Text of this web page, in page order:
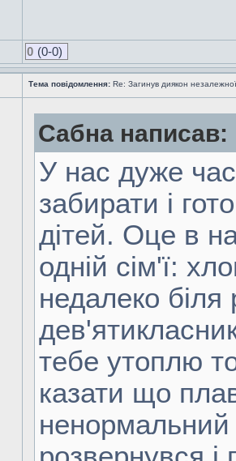
0 (0-0)
Тема повідомлення: Re: Загинув диякон
Сабна написав:
У нас дуже
забирати і
дітей. Оце в
одній сім'ї:
недалеко біля
тебе утоплю
казати що
ненормальний